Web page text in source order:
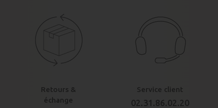
Retours &
échange
Service client
02.31.86.02.20